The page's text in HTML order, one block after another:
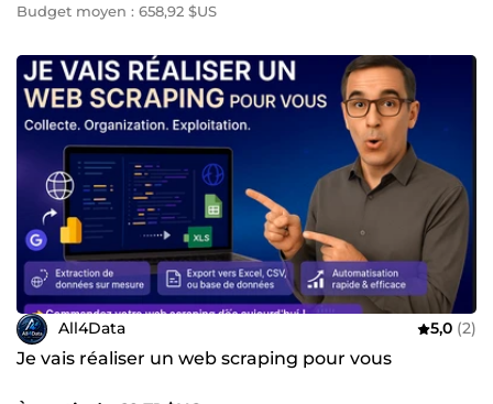
Budget moyen : 658,92 $US
All4Data 5,0 (2)
Je vais réaliser un web scraping pour vous